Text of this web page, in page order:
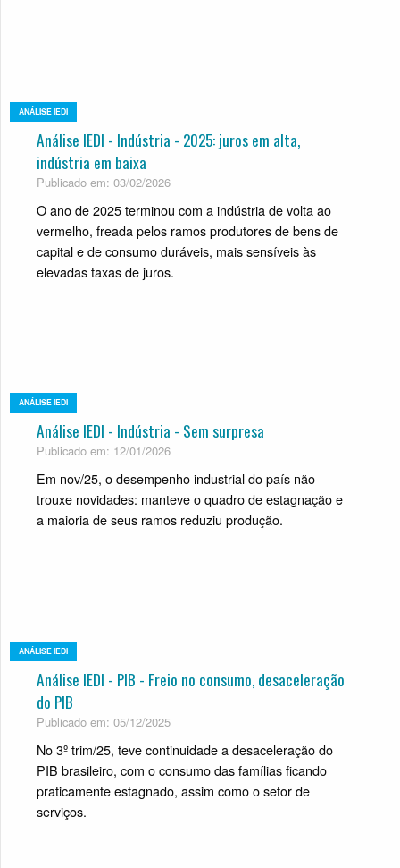
ANÁLISE IEDI
Análise IEDI - Indústria - 2025: juros em alta,
indústria em baixa
Publicado em: 03/02/2026
O ano de 2025 terminou com a indústria de volta ao
vermelho, freada pelos ramos produtores de bens de
capital e de consumo duráveis, mais sensíveis às
elevadas taxas de juros.
ANÁLISE IEDI
Análise IEDI - Indústria - Sem surpresa
Publicado em: 12/01/2026
Em nov/25, o desempenho industrial do país não
trouxe novidades: manteve o quadro de estagnação e
a maioria de seus ramos reduziu produção.
ANÁLISE IEDI
Análise IEDI - PIB - Freio no consumo, desaceleração
do PIB
Publicado em: 05/12/2025
No 3º trim/25, teve continuidade a desaceleração do
PIB brasileiro, com o consumo das famílias ficando
praticamente estagnado, assim como o setor de
serviços.